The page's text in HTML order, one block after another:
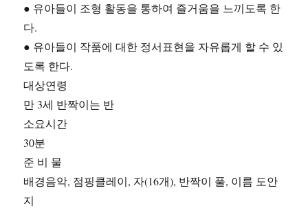
● 유아들이 조형 활동을 통하여 즐거움을 느끼도록 한
다.
● 유아들이 작품에 대한 정서표현을 자유롭게 할 수 있
도록 한다.
대상연령
만 3세 반짝이는 반
소요시간
30분
준 비 물
배경음악, 점핑클레이, 자(16개), 반짝이 풀, 이름 도안
지